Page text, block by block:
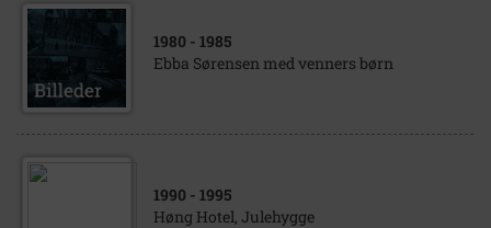
1980 - 1985
Ebba Sørensen med venners børn
1990 - 1995
Høng Hotel, Julehygge